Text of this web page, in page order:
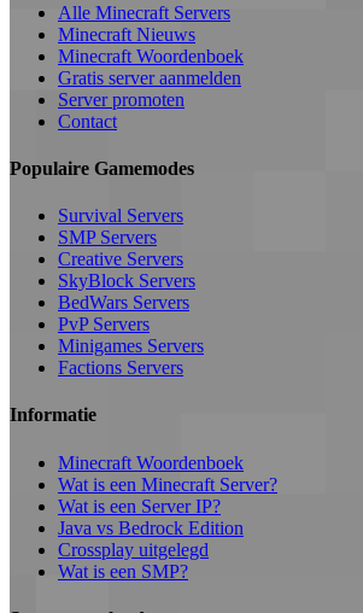
Alle Minecraft Servers
Minecraft Nieuws
Minecraft Woordenboek
Gratis server aanmelden
Server promoten
Contact
Populaire Gamemodes
Survival Servers
SMP Servers
Creative Servers
SkyBlock Servers
BedWars Servers
PvP Servers
Minigames Servers
Factions Servers
Informatie
Minecraft Woordenboek
Wat is een Minecraft Server?
Wat is een Server IP?
Java vs Bedrock Edition
Crossplay uitgelegd
Wat is een SMP?